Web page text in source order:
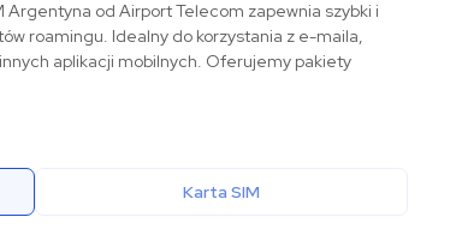
Argentyna od Airport Telecom zapewnia szybki i
roamingu. Idealny do korzystania z e-maila,
aplikacji mobilnych. Oferujemy pakiety
Karta SIM